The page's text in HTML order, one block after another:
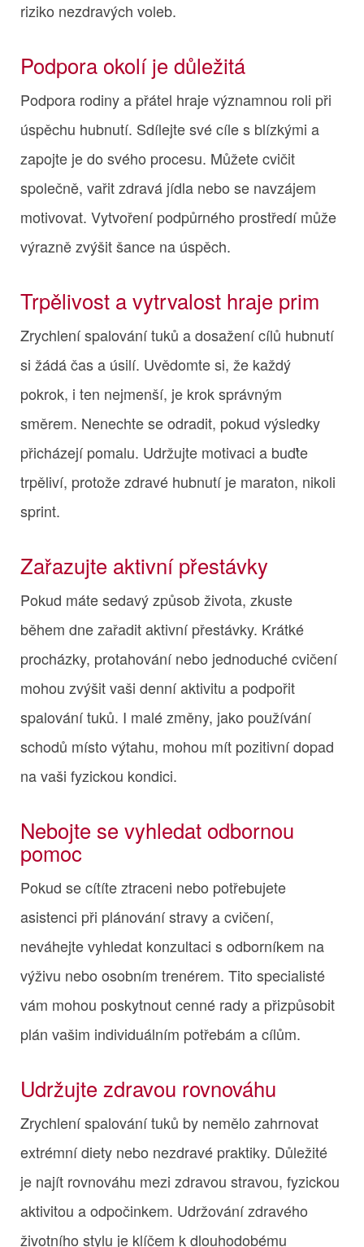
riziko nezdravých voleb.
Podpora okolí je důležitá
Podpora rodiny a přátel hraje významnou roli při
úspěchu hubnutí. Sdílejte své cíle s blízkými a
zapojte je do svého procesu. Můžete cvičit
společně, vařit zdravá jídla nebo se navzájem
motivovat. Vytvoření podpůrného prostředí může
výrazně zvýšit šance na úspěch.
Trpělivost a vytrvalost hraje prim
Zrychlení spalování tuků a dosažení cílů hubnutí
si žádá čas a úsilí. Uvědomte si, že každý
pokrok, i ten nejmenší, je krok správným
směrem. Nenechte se odradit, pokud výsledky
přicházejí pomalu. Udržujte motivaci a buďte
trpěliví, protože zdravé hubnutí je maraton, nikoli
sprint.
Zařazujte aktivní přestávky
Pokud máte sedavý způsob života, zkuste
během dne zařadit aktivní přestávky. Krátké
procházky, protahování nebo jednoduché cvičení
mohou zvýšit vaši denní aktivitu a podpořit
spalování tuků. I malé změny, jako používání
schodů místo výtahu, mohou mít pozitivní dopad
na vaši fyzickou kondici.
Nebojte se vyhledat odbornou
pomoc
Pokud se cítíte ztraceni nebo potřebujete
asistenci při plánování stravy a cvičení,
neváhejte vyhledat konzultaci s odborníkem na
výživu nebo osobním trenérem. Tito specialisté
vám mohou poskytnout cenné rady a přizpůsobit
plán vašim individuálním potřebám a cílům.
Udržujte zdravou rovnováhu
Zrychlení spalování tuků by nemělo zahrnovat
extrémní diety nebo nezdravé praktiky. Důležité
je najít rovnováhu mezi zdravou stravou, fyzickou
aktivitou a odpočinkem. Udržování zdravého
životního stylu je klíčem k dlouhodobému